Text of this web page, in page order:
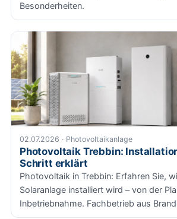
Besonderheiten.
02.07.2026 · Photovoltaikanlage
Photovoltaik Trebbin:
Schritt erklärt
Photovoltaik in Trebbin: Erfahren Sie,
Solaranlage installiert wird – von der
Inbetriebnahme. Fachbetrieb aus